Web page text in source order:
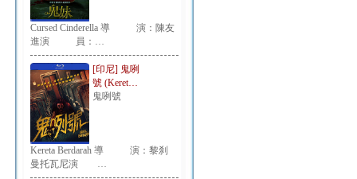
Cursed Cinderella 導 演：陳友
進演 員：…
[印尼] 鬼咧
號 (Keret…
鬼咧號
Kereta Berdarah 導 演：黎刹
曼托瓦尼演 …